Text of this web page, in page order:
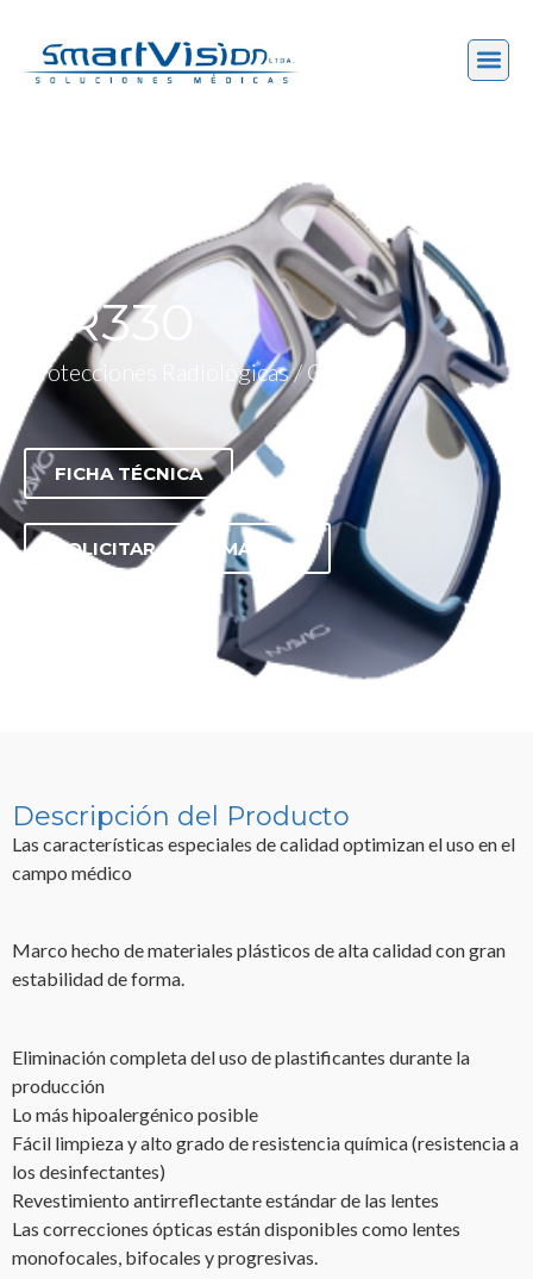
BR330
Protecciones Radiológicas / Gafas
FICHA TÉCNICA
SOLICITAR INFORMACIÓN
Descripción del Producto
Las características especiales de calidad optimizan el uso en el
campo médico
Marco hecho de materiales plásticos de alta calidad con gran
estabilidad de forma.
Eliminación completa del uso de plastificantes durante la
producción
Lo más hipoalergénico posible
Fácil limpieza y alto grado de resistencia química (resistencia a
los desinfectantes)
Revestimiento antirreflectante estándar de las lentes
Las correcciones ópticas están disponibles como lentes
monofocales, bifocales y progresivas.